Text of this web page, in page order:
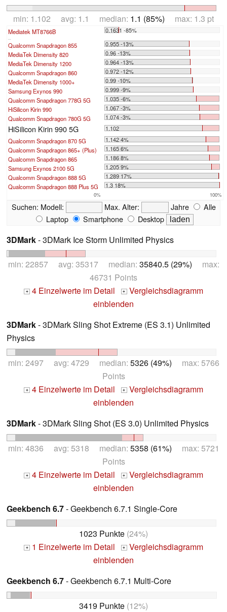
min: 1.102 avg: 1.1 median: 1.1 (85%) max: 1.3 pt
Mediatek MT8766B 0.1631 -85%
Qualcomm Snapdragon 855
0.955 -13%
MediaTek Dimensity 820
0.96 -13%
MediaTek Dimensity 1200
0.964 -13%
Qualcomm Snapdragon 860
0.972 -12%
MediaTek Dimensity 1000+
0.99 -10%
Samsung Exynos 990
0.999 -9%
Qualcomm Snapdragon 778G 5G
1.035 -6%
HiSilicon Kirin 990
1.067 -3%
Qualcomm Snapdragon 780G 5G
1.074 -3%
HiSilicon Kirin 990 5G
1.102
Qualcomm Snapdragon 870 5G
1.142 4%
Qualcomm Snapdragon 865+ (Plus)
1.165 6%
Qualcomm Snapdragon 865
1.186 8%
Samsung Exynos 2100 5G
1.205 9%
Qualcomm Snapdragon 888 5G
1.289 17%
Qualcomm Snapdragon 888 Plus 5G
1.3 18%
0% 100%
Suchen: Modell: Max. Alter: Jahre
Alle
Laptop
Smartphone Desktop
3DMark- 3DMark Ice Storm Unlimited Physics
min: 22857 avg: 35317 median: 35840.5 (29%) max:
46731 Points
+ 4 Einzelwerte im Detail + Vergleichsdiagramm
einblenden
3DMark- 3DMark Sling Shot Extreme (ES 3.1) Unlimited
Physics
min: 2497 avg: 4729 median: 5326 (49%) max: 5766
Points
+ 4 Einzelwerte im Detail + Vergleichsdiagramm
einblenden
3DMark- 3DMark Sling Shot (ES 3.0) Unlimited Physics
min: 4836 avg: 5318 median: 5358 (61%) max: 5721
Points
+ 4 Einzelwerte im Detail + Vergleichsdiagramm
einblenden
Geekbench 6.7- Geekbench 6.7.1 Single-Core
1023 Punkte (24%)
+ 1 Einzelwerte im Detail + Vergleichsdiagramm
einblenden
Geekbench 6.7- Geekbench 6.7.1 Multi-Core
3419 Punkte (12%)